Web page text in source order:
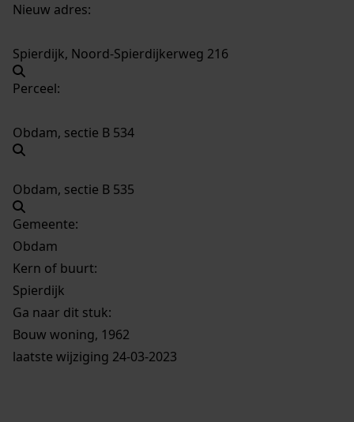
Nieuw adres:
Spierdijk, Noord-Spierdijkerweg 216
Perceel:
Obdam, sectie B 534
Obdam, sectie B 535
Gemeente:
Obdam
Kern of buurt:
Spierdijk
Ga naar dit stuk:
Bouw woning, 1962
laatste wijziging 24-03-2023